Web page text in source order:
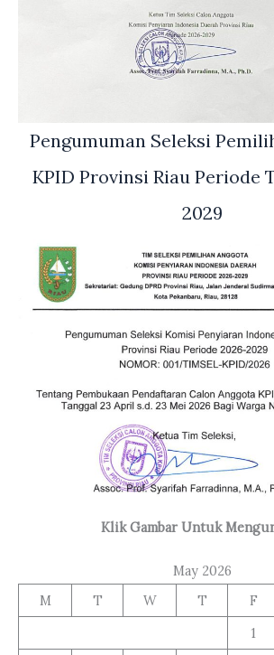
Pengumuman Seleksi
KPID Provinsi Riau Periode
2029
Klik Gambar Untuk
May 2026
M
T W T F
1